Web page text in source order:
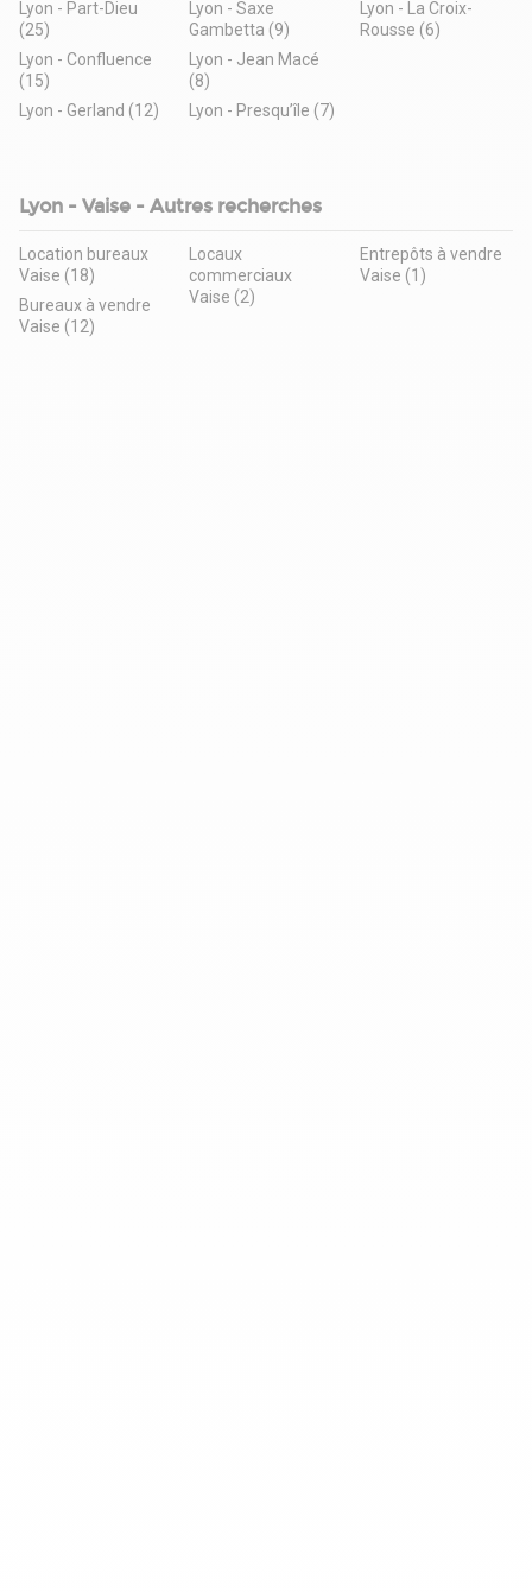
Lyon - Part-Dieu
(25)
Lyon - Confluence
(15)
Lyon - Gerland (12)
Lyon - Saxe
Gambetta (9)
Lyon - Jean Macé
(8)
Lyon - Presqu’île (7)
Lyon - La Croix-
Rousse (6)
Lyon - Vaise - Autres recherches
Location bureaux
Vaise (18)
Bureaux à vendre
Vaise (12)
Locaux
commerciaux
Vaise (2)
Entrepôts à vendre
Vaise (1)